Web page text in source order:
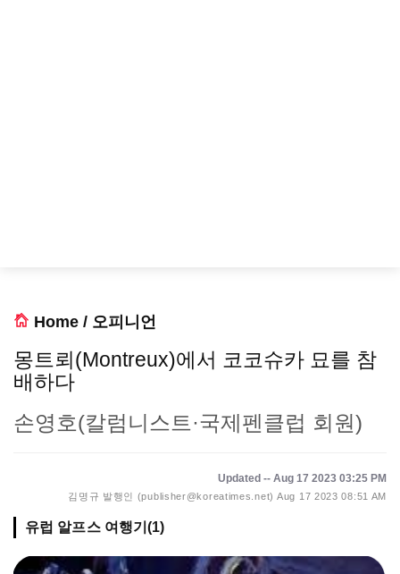
Home / 오피니언
몽트뢰(Montreux)에서 코코슈카 묘를 참
배하다
손영호(칼럼니스트·국제펜클럽 회원)
Updated -- Aug 17 2023 03:25 PM
김명규 발행인 (publisher@koreatimes.net) Aug 17 2023 08:51 AM
유럽 알프스 여행기(1)